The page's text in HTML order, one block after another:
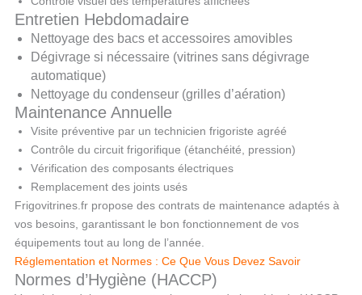
Entretien Hebdomadaire
Nettoyage des bacs et accessoires amovibles
Dégivrage si nécessaire (vitrines sans dégivrage
automatique)
Nettoyage du condenseur (grilles d’aération)
Maintenance Annuelle
Visite préventive par un technicien frigoriste agréé
Contrôle du circuit frigorifique (étanchéité, pression)
Vérification des composants électriques
Remplacement des joints usés
Frigovitrines.fr propose des contrats de maintenance adaptés à
vos besoins, garantissant le bon fonctionnement de vos
équipements tout au long de l’année.
Réglementation et Normes : Ce Que Vous Devez Savoir
Normes d’Hygiène (HACCP)